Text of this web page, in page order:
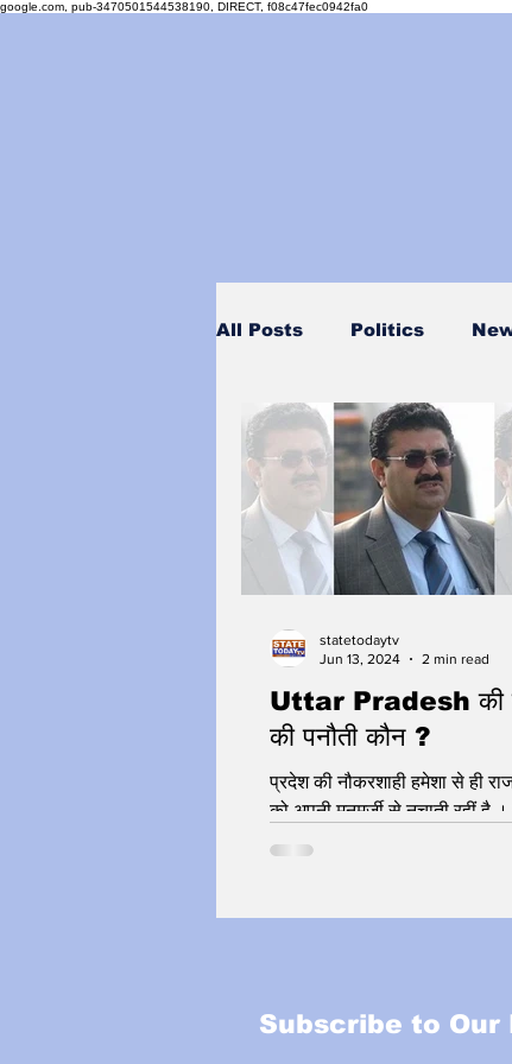
google.com, pub-3470501544538190, DIRECT, f08c47fec0942fa0
All Posts Politics
Personality
Uttar Pradesh की
की पनौती कौन ?
प्रदेश की नौकरशाही हमेशा से ही
को अपनी मनमर्ज़ी से नचाती रहीं है
statetodaytv
Jun 13, 2024
2 min read
Subscribe to